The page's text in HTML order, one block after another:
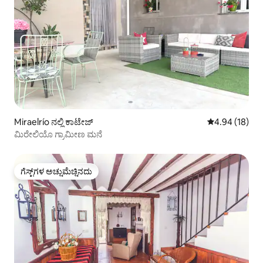
Miraelrío ನಲ್ಲಿ ಕಾಟೇಜ್ 5 ರಲ್ಲಿ 4.94
4.94 (18)
ಮಿರೇಲಿಯೊ ಗ್ರಾಮೀಣ ಮನೆ
ಗೆಸ್ಟ್‌ಗಳ ಅಚ್ಚುಮೆಚ್ಚಿನದು
ಗೆಸ್ಟ್‌ಗಳ ಅಚ್ಚುಮೆಚ್ಚಿನದು